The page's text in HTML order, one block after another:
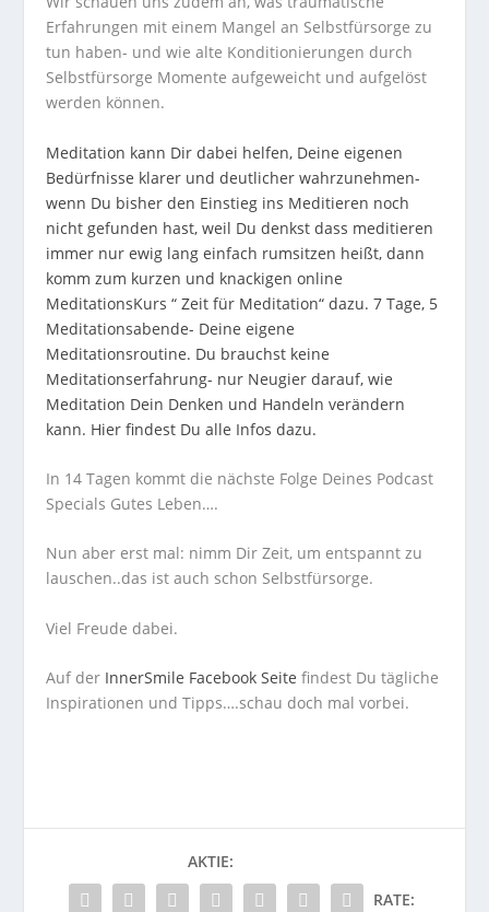
Erfahrungen mit einem Mangel an Selbstfürsorge zu
tun haben- und wie alte Konditionierungen durch
Selbstfürsorge Momente aufgeweicht und aufgelöst
werden können.
Meditation kann Dir dabei helfen, Deine eigenen
Bedürfnisse klarer und deutlicher wahrzunehmen-
wenn Du bisher den Einstieg ins Meditieren noch
nicht gefunden hast, weil Du denkst dass meditieren
immer nur ewig lang einfach rumsitzen heißt, dann
komm zum kurzen und knackigen online
MeditationsKurs “ Zeit für Meditation“ dazu. 7 Tage, 5
Meditationsabende- Deine eigene
Meditationsroutine. Du brauchst keine
Meditationserfahrung- nur Neugier darauf, wie
Meditation Dein Denken und Handeln verändern
kann. Hier findest Du alle Infos dazu.
In 14 Tagen kommt die nächste Folge Deines Podcast
Specials Gutes Leben….
Nun aber erst mal: nimm Dir Zeit, um entspannt zu
lauschen..das ist auch schon Selbstfürsorge.
Viel Freude dabei.
Auf der InnerSmile Facebook Seite findest Du tägliche
Inspirationen und Tipps….schau doch mal vorbei.
AKTIE:
RATE: